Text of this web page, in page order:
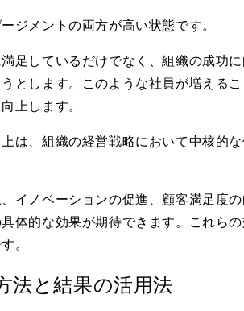
ジメントの両方が高い状態です。
足しているだけでなく、組織の成功
とします。このような社員が増える
上します。
は、組織の経営戦略において中核的
イノベーションの促進、顧客満足度
体的な効果が期待できます。これら
。
法と結果の活用法